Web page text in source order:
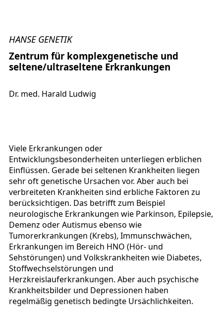
HANSE GENETIK
Zentrum für komplexgenetische und
seltene/ultraseltene Erkrankungen
Dr. med. Harald Ludwig
Viele Erkrankungen oder
Entwicklungsbesonderheiten unterliegen erblichen
Einflüssen. Gerade bei seltenen Krankheiten liegen
sehr oft genetische Ursachen vor. Aber auch bei
verbreiteten Krankheiten sind erbliche Faktoren zu
berücksichtigen. Das betrifft zum Beispiel
neurologische Erkrankungen wie Parkinson, Epilepsie,
Demenz oder Autismus ebenso wie
Tumorerkrankungen (Krebs), Immunschwächen,
Erkrankungen im Bereich HNO (Hör- und
Sehstörungen) und Volkskrankheiten wie Diabetes,
Stoffwechselstörungen und
Herzkreislauferkrankungen. Aber auch psychische
Krankheitsbilder und Depressionen haben
regelmäßig genetisch bedingte Ursächlichkeiten.